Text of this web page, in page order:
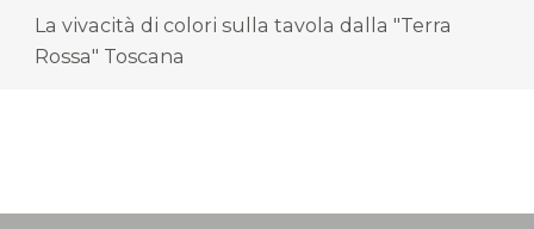
La vivacità di colori sulla tavola dalla "Terra
Rossa" Toscana